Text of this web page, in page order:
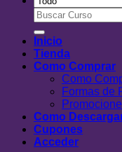
Buscar
por:
Inicio
Tienda
Como Comprar
Como
Formas de
Como
Cupones
Acceder